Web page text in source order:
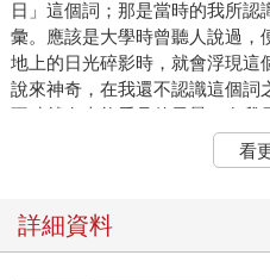
日」這個詞；那是當時的我所
彙。應該是大學時曾聽人說過，
地上的日光碎影時，就會浮現這
說來神奇，在我還不認識這個詞
不時就有幸能看見的風景，在我
的一種變形。但是知道這個詞以
入眼簾，在台北街頭奔走之時，
的世界並沒有改變，只是語言
看
詳細資料